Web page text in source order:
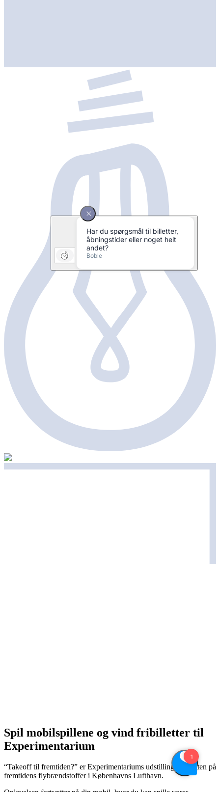
Spil mobilspillene og vind fribilletter til
Experimentarium
“Takeoff til fremtiden?” er Experimentariums udstilling om jagten på
fremtidens flybrændstoffer i Københavns Lufthavn.